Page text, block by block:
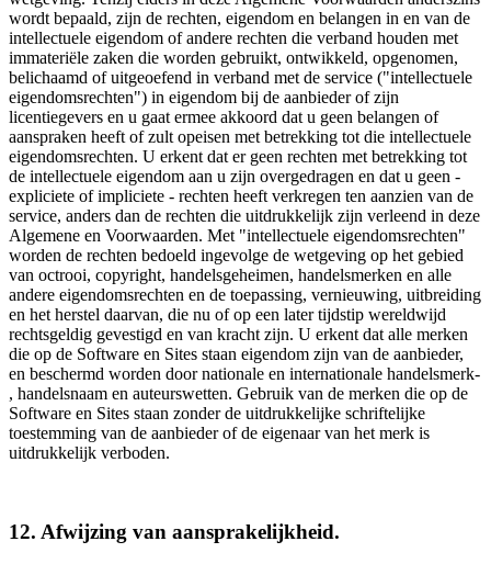
wordt bepaald, zijn de rechten, eigendom en belangen in en van de
intellectuele eigendom of andere rechten die verband houden met
immateriële zaken die worden gebruikt, ontwikkeld, opgenomen,
belichaamd of uitgeoefend in verband met de service ("intellectuele
eigendomsrechten") in eigendom bij de aanbieder of zijn
licentiegevers en u gaat ermee akkoord dat u geen belangen of
aanspraken heeft of zult opeisen met betrekking tot die intellectuele
eigendomsrechten. U erkent dat er geen rechten met betrekking tot
de intellectuele eigendom aan u zijn overgedragen en dat u geen -
expliciete of impliciete - rechten heeft verkregen ten aanzien van de
service, anders dan de rechten die uitdrukkelijk zijn verleend in deze
Algemene en Voorwaarden. Met "intellectuele eigendomsrechten"
worden de rechten bedoeld ingevolge de wetgeving op het gebied
van octrooi, copyright, handelsgeheimen, handelsmerken en alle
andere eigendomsrechten en de toepassing, vernieuwing, uitbreiding
en het herstel daarvan, die nu of op een later tijdstip wereldwijd
rechtsgeldig gevestigd en van kracht zijn. U erkent dat alle merken
die op de Software en Sites staan eigendom zijn van de aanbieder,
en beschermd worden door nationale en internationale handelsmerk-
, handelsnaam en auteurswetten. Gebruik van de merken die op de
Software en Sites staan zonder de uitdrukkelijke schriftelijke
toestemming van de aanbieder of de eigenaar van het merk is
uitdrukkelijk verboden.
12. Afwijzing van aansprakelijkheid.